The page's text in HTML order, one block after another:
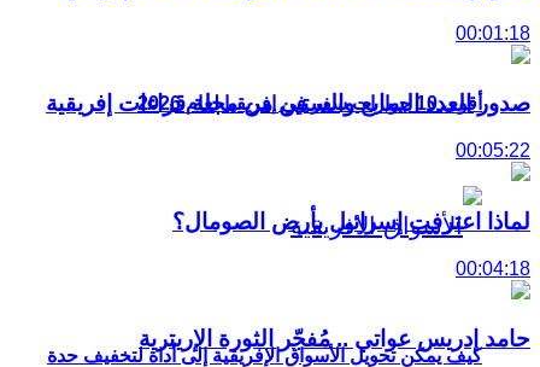
أقوى 10 جوازات سفر في إفريقيا لعام 2026
كيف يمكن تحويل الأسواق الإفريقية إلى أداة لتخفيف حدة
00:01:18
صدور العدد السابع والستين من مجلة قراءات إفريقية
00:05:22
لماذا اعترفت إسرائيل بأرض الصومال؟
00:04:18
حامد إدريس عواتي .. مُفجّر الثورة الإريترية